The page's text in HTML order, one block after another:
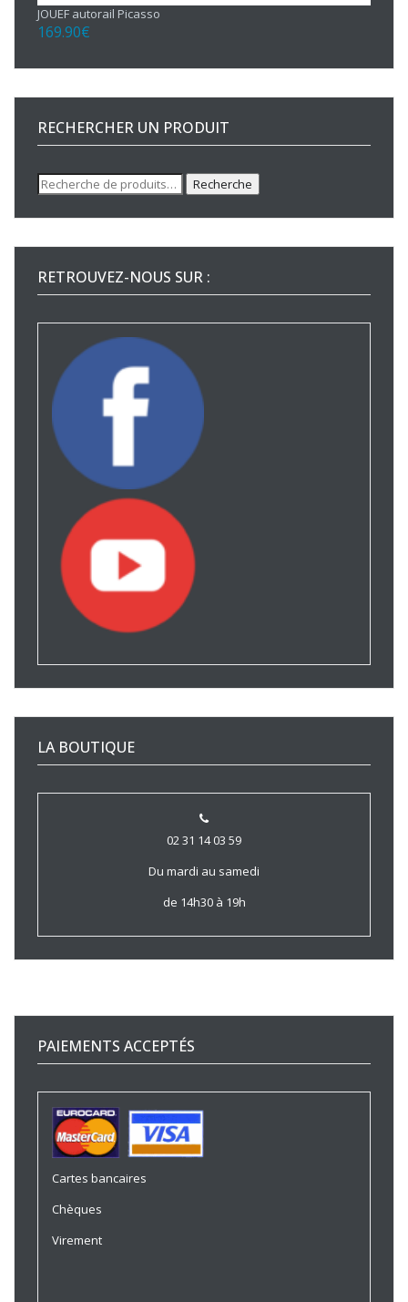
JOUEF autorail Picasso
169.90€
RECHERCHER UN PRODUIT
Recherche
pour :
Recherche
RETROUVEZ-NOUS SUR :
LA BOUTIQUE
02 31 14 03 59
Du mardi au samedi
de 14h30 à 19h
PAIEMENTS ACCEPTÉS
Cartes bancaires
Chèques
Virement